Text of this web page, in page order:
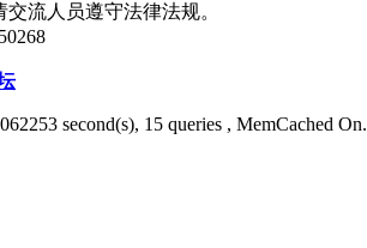
流人员遵守法律法规。
second(s), 15 queries , MemCached On.